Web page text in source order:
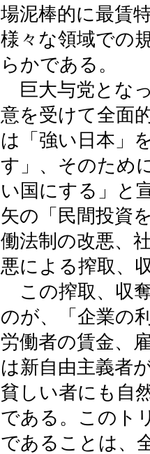
場泥棒的に最賃
様々な領域での
らかである。
巨大与党とな
意を受けて全面
は「強い日本」
す」、そのため
い国にする」と
矢の「民間投資
働法制の改悪、
悪による搾取、
この搾取、収
のが、「企業の
労働者の賃金、
は新自由主義者
貧しい者にも自
である。このト
であることは、